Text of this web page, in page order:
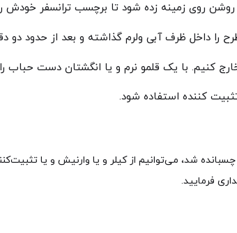
روی زمینه زده شود تا برچسب ترانسفر خودش
را داخل ظرف آبی ولرم گذاشته و بعد از حدود
خارج کنیم. با یک قلمو نرم و یا انگشتان دست حباب
کننده استفاده شود.
شد، می‌توانیم از کیلر و یا وارنیش و یا
فرمایید.